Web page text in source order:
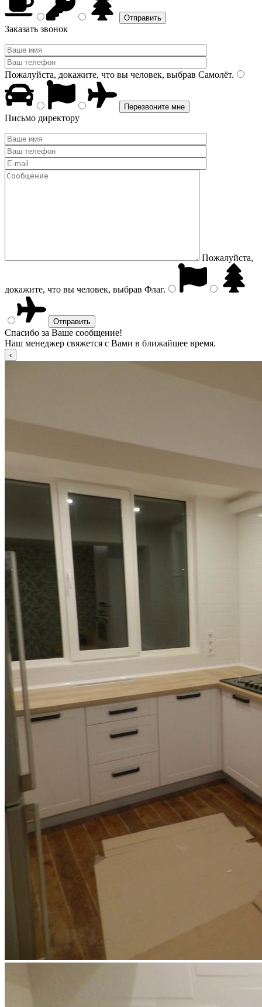
Заказать звонок
Пожалуйста, докажите, что вы человек, выбрав Самолёт.
Письмо директору
Пожалуйста,
докажите, что вы человек, выбрав Флаг.
Спасибо за Ваше сообщение!
Наш менеджер свяжется с Вами в ближайшее время.